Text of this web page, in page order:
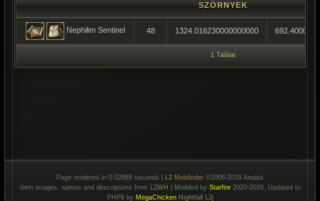
SZÖRNYEK
Nephilim Sentinel 48 1324.016230000000000
1 Találat
Page rendered in 0.02868 seconds | L2 Mobfinder ©2006-2018 Anubis
Item images, names and descriptions from L2WH | Modded by Starfire2020-2026, Updated to
PHP8 by MegaChicken Nightfall L2j